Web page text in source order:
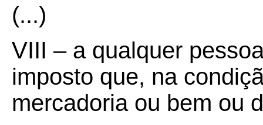
(...)
VIII – a qualquer
imposto que, na
mercadoria ou bem ou